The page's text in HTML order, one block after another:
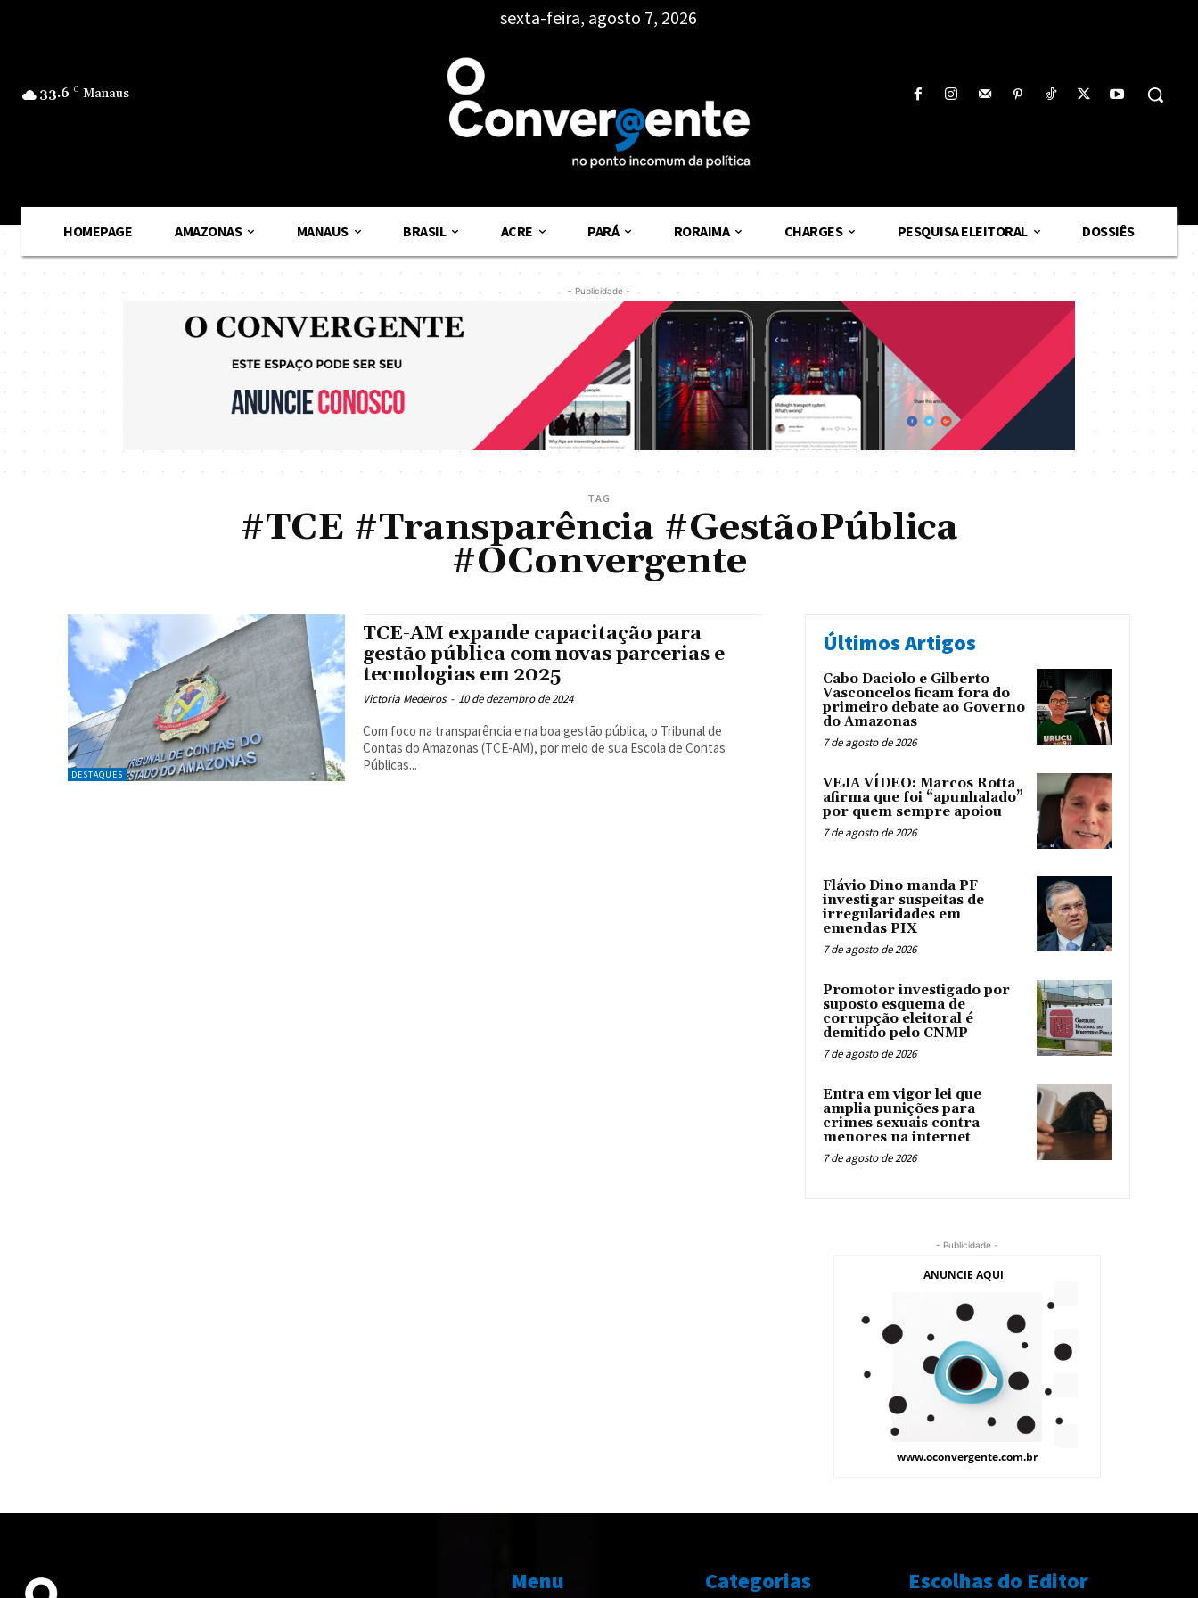
33.6 C Manaus
sexta-feira, agosto 7, 2026
HOMEPAGE AMAZONAS MANAUS BRASIL ACRE PARÁ RORAIMA CHARGES PESQUISA ELEITORAL DOSSIÊS
- Publicidade -
TAG
#TCE #Transparência #GestãoPública
#OConvergente
DESTAQUES
TCE-AM expande capacitação para
gestão pública com novas parcerias e
tecnologias em 2025
Victoria Medeiros - 10 de dezembro de 2024
Com foco na transparência e na boa gestão pública, o Tribunal de
Contas do Amazonas (TCE-AM), por meio de sua Escola de Contas
Públicas...
Últimos Artigos
Cabo Daciolo e Gilberto
Vasconcelos ficam fora do
primeiro debate ao Governo
do Amazonas
7 de agosto de 2026
VEJA VÍDEO: Marcos Rotta
afirma que foi “apunhalado”
por quem sempre apoiou
7 de agosto de 2026
Flávio Dino manda PF
investigar suspeitas de
irregularidades em
emendas PIX
7 de agosto de 2026
Promotor investigado por
suposto esquema de
corrupção eleitoral é
demitido pelo CNMP
7 de agosto de 2026
Entra em vigor lei que
amplia punições para
crimes sexuais contra
menores na internet
7 de agosto de 2026
- Publicidade -
Menu
Categorias
Escolhas do Editor